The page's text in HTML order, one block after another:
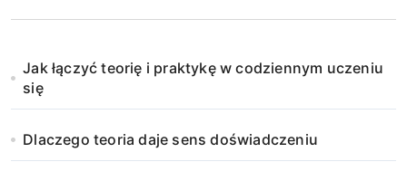
Jak łączyć teorię i praktykę w codziennym uczeniu
się
Dlaczego teoria daje sens doświadczeniu